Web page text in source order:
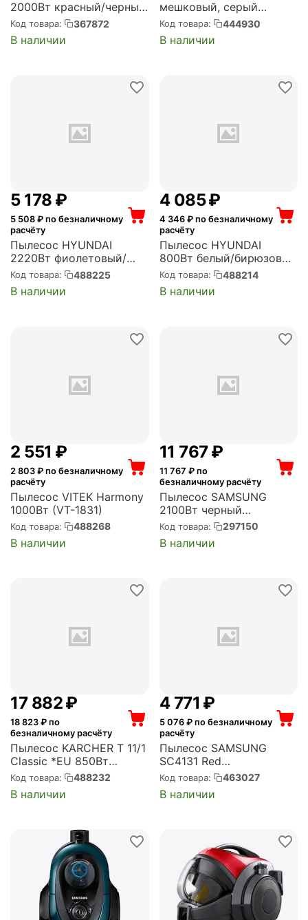
2000Вт красный/черный
(SCV2081)
Код товара: 367872
В наличии
мешковый, серый
(BGL8PRO5)
Код товара: 444930
В наличии
5 178 ₽
5 508 ₽ по безналичному
расчёту
Пылесос HYUNDAI
2220Вт фиолетовый/
черный (HYV-C3955)
Код товара: 488225
В наличии
4 085₽
4 346₽ по безналичному
расчёту
Пылесос HYUNDAI
800Вт белый/бирюзовый
(в компл.:1мешок) (HYV-
B4050)
Код товара: 488214
В наличии
2 551 ₽
2 803 ₽ по безналичному
расчёту
Пылесос VITEK Harmony
1000Вт (VT-1831)
Код товара: 488268
В наличии
11 767₽
11 767 ₽ по
безналичному расчёту
Пылесос SAMSUNG
2100Вт черный
(VC21K5170HG/EV)
Код товара: 297150
В наличии
17 882₽
18 823 ₽ по
безналичному расчёту
Пылесос KARCHER T 11/1
Classic *EU 850Вт
желтый/серый (1.527-
197.0)
Код товара: 488232
В наличии
4 771 ₽
5 076₽ по безналичному
расчёту
Пылесос SAMSUNG
SC4131 Red
(VCC4131S37/XEV)
Код товара: 463027
В наличии